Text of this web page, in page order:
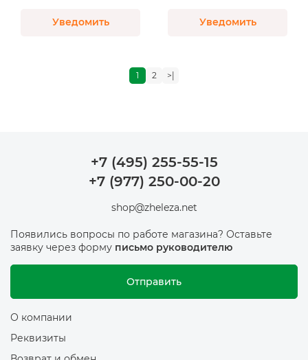
Уведомить Уведомить
1 2 >|
+7 (495) 255-55-15
+7 (977) 250-00-20
shop@zheleza.net
Появились вопросы по работе магазина? Оставьте
заявку через форму письмо руководителю
Отправить
О компании
Реквизиты